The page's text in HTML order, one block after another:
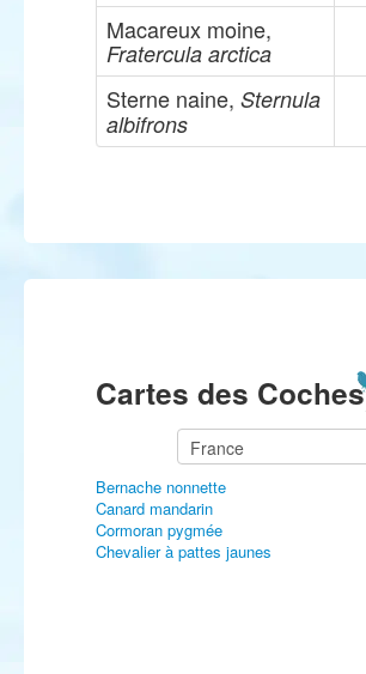
Macareux moine,
Fratercula arctica
Sterne naine, Sternula
albifrons
Cartes des Coches
Bernache nonnette
Canard mandarin
Cormoran pygmée
Chevalier à pattes jaunes